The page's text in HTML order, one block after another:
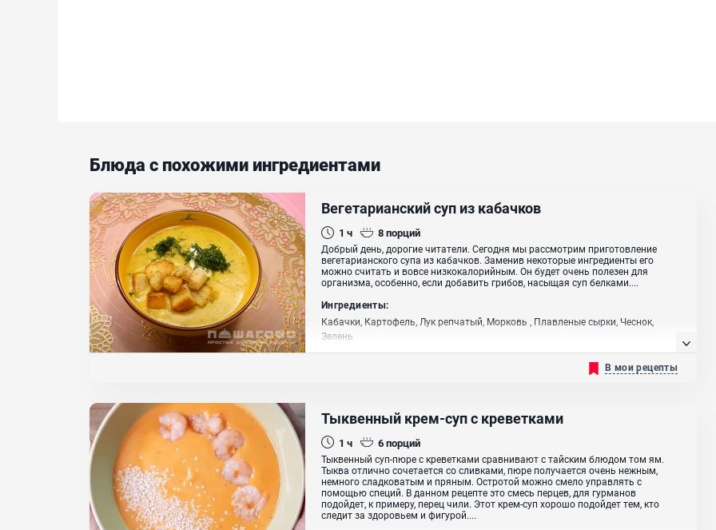
Блюда с похожими ингредиентами
Вегетарианский суп из кабачков
1 ч 8порций
Добрый день, дорогие читатели. Сегодня мы рассмотрим приготовление
вегетарианского супа из кабачков. Заменив некоторые ингредиенты его
можно считать и вовсе низкокалорийным. Он будет очень полезен для
организма, особенно, если добавить грибов, насыщая суп белками....
Ингредиенты:
Кабачки, Картофель, Лук репчатый, Морковь , Плавленые сырки, Чеснок,
Зелень
В мои рецепты
Тыквенный крем-суп с креветками
1 ч 6порций
Тыквенный суп-пюре с креветками сравнивают с тайским блюдом том ям.
Тыква отлично сочетается со сливками, пюре получается очень нежным,
немного сладковатым и пряным. Остротой можно смело управлять с
помощью специй. В данном рецепте это смесь перцев, для гурманов
подойдет, к примеру, перец чили. Этот крем-суп хорошо подойдет тем, кто
следит за здоровьем и фигурой....